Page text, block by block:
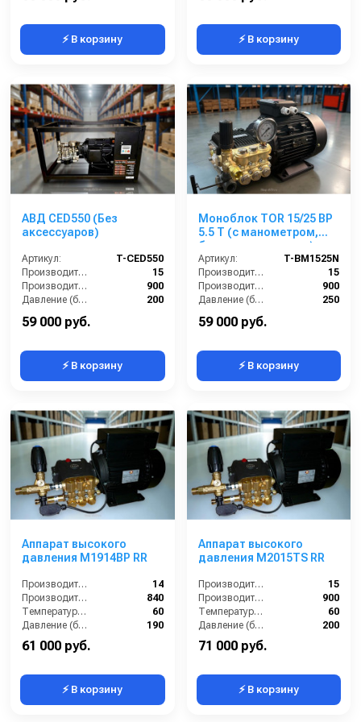
⚡ В корзину ⚡ В корзину
АВД CED550 (Без
аксессуаров)
Артикул:
T-CED550
Производительность (л/мин):
15
Производительность (л/ч):
900
Давление (бар):
200
59 000 руб.
⚡ В корзину
Моноблок TOR 15/25 BP
5.5 T (с манометром,
без кнопки запуска)
Артикул:
T-BM1525N
Производительность (л/мин):
15
Производительность (л/ч):
900
Давление (бар):
250
59 000 руб.
⚡ В корзину
Аппарат высокого
давления M1914BP RR
Производительность (л/мин):
14
Производительность (л/ч):
840
Температура (°C):
60
Давление (бар):
190
61 000 руб.
⚡ В корзину
Аппарат высокого
давления M2015TS RR
Производительность (л/мин):
15
Производительность (л/ч):
900
Температура (°C):
60
Давление (бар):
200
71 000 руб.
⚡ В корзину